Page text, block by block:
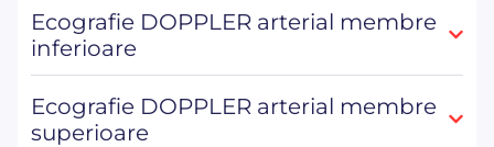
Ecografie DOPPLER arterial membre
inferioare
Ecografie DOPPLER arterial membre
superioare